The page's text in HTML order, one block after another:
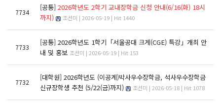
7734
[공통] 2026학년도 2학기 교내장학금 신청 안내(6/16(화) 18시
까지)
조선미 | 2026-05-19 | Hit 1440
7733
[공통] 2026학년도 1학기「서울공대 크게(CGE) 특강」개최 안
내 및 홍보 조선미 | 2026-05-19 | Hit 153
7732
[대학원] 2026학년도 (이공계)박사우수장학금, 석사우수장학금
신규장학생 추천 (5/22(금)까지)
조선미 | 2026-05-18 | Hit 1078